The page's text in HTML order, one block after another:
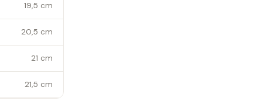
19,5 cm
20,5 cm
21 cm
21,5 cm